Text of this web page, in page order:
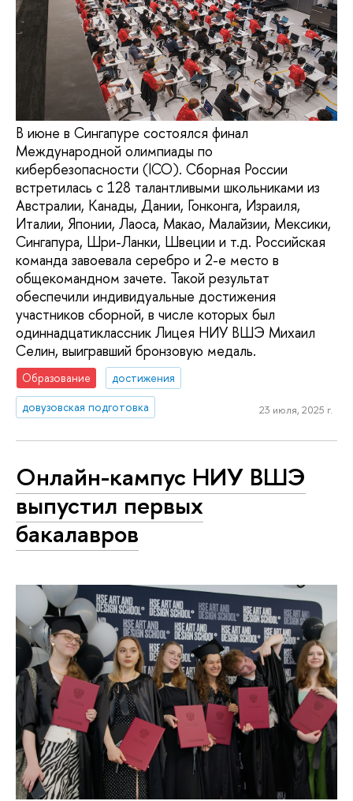
В июне в Сингапуре состоялся финал
Международной олимпиады по
кибербезопасности (ICO). Сборная России
встретилась с 128 талантливыми школьниками из
Австралии, Канады, Дании, Гонконга, Израиля,
Италии, Японии, Лаоса, Макао, Малайзии, Мексики,
Сингапура, Шри-Ланки, Швеции и т.д. Российская
команда завоевала серебро и 2-е место в
общекомандном зачете. Такой результат
обеспечили индивидуальные достижения
участников сборной, в числе которых был
одиннадцатиклассник Лицея НИУ ВШЭ Михаил
Селин, выигравший бронзовую медаль.
Образование
достижения
довузовская подготовка
23 июля, 2025 г.
Онлайн-кампус НИУ ВШЭ
выпустил первых
бакалавров